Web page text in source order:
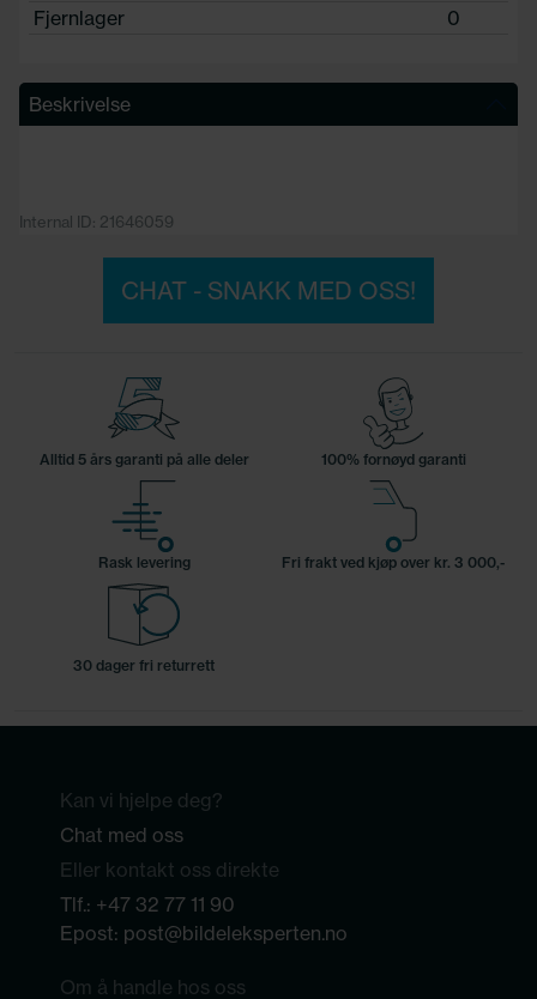
Fjernlager
0
Beskrivelse
Internal ID: 21646059
CHAT - SNAKK MED OSS!
Alltid 5 års garanti på alle deler 100% fornøyd garanti
Rask levering Fri frakt ved kjøp over kr. 3 000,-
30 dager fri returrett
Kan vi hjelpe deg?
Chat med oss
Eller kontakt oss direkte
Tlf.: +47 32 77 11 90
Epost: post@bildeleksperten.no
Om å handle hos oss